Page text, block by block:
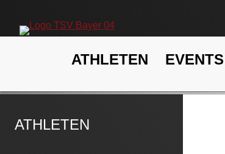
ATHLETEN EVENTS
ATHLETEN